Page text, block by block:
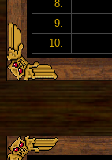
8.
9.
10.